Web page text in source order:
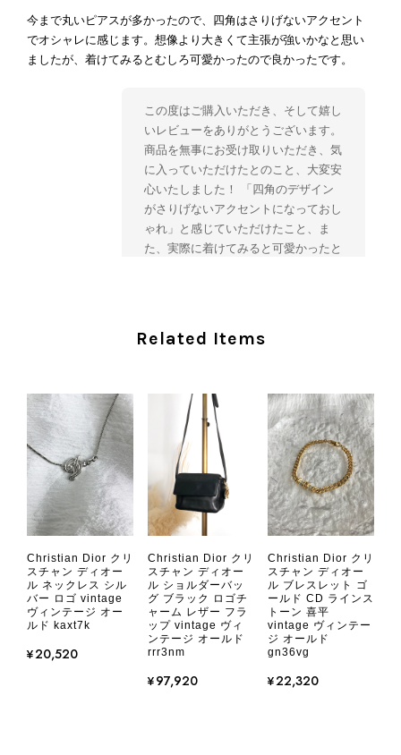
今まで丸いピアスが多かったので、四角はさりげないアクセント
でオシャレに感じます。想像より大きくて主張が強いかなと思い
ましたが、着けてみるとむしろ可愛かったので良かったです。
この度はご購入いただき、そして嬉し
いレビューをありがとうございます。
商品を無事にお受け取りいただき、気
に入っていただけたとのこと、大変安
心いたしました！ 「四角のデザイン
がさりげないアクセントになっておし
ゃれ」と感じていただけたこと、ま
た、実際に着けてみると可愛かったと
ご愛用いただけましたら幸いです。
談ください。 またご縁がございまし
たら、ぜひよろしくお願いいたしま
す。 VintageShop solo
2026/08/05
とても気に入りました、目立たないシャネルのロゴがとてもいい
です
この度はご購入いただき、そして素敵
Related Items
Christian Dior クリ
スチャン ディオー
ル ネックレス シル
バー ロゴ vintage
ヴィンテージ オー
ルド kaxt7k
¥20,520
Christian Dior クリ
スチャン ディオー
ル ショルダーバッ
グ ブラック ロゴチ
ャーム レザー フラ
ップ vintage ヴィ
ンテージ オールド
rrr3nm
¥97,920
Christian Dior クリ
スチャン ディオー
ル ブレスレット ゴ
ールド CD ラインス
トーン 喜平
vintage ヴィンテー
ジ オールド
gn36vg
¥22,320